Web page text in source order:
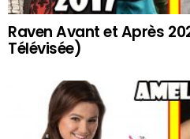
Raven Avant et Après
Télévisée)